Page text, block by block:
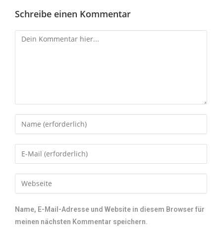
Schreibe einen Kommentar
Name, E-Mail-Adresse und Website in diesem Browser für
meinen nächsten Kommentar speichern.